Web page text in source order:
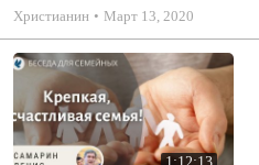
Христианин
Март 13, 2020